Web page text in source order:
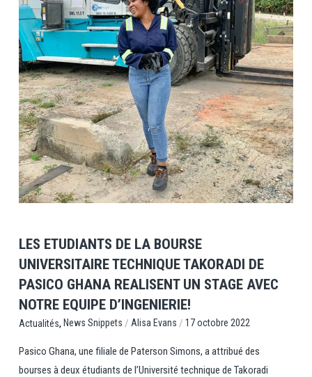
View Post
LES ETUDIANTS DE LA BOURSE
UNIVERSITAIRE TECHNIQUE TAKORADI DE
PASICO GHANA REALISENT UN STAGE AVEC
NOTRE EQUIPE D’INGENIERIE!
Actualités, News Snippets / Alisa Evans / 17 octobre 2022
Pasico Ghana, une filiale de Paterson Simons, a attribué des
bourses à deux étudiants de l’Université technique de Takoradi